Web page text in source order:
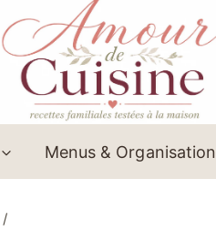
Menus & Organisation
/